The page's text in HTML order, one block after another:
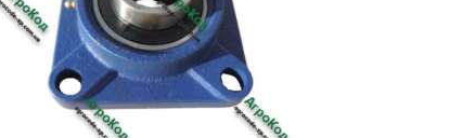
странице